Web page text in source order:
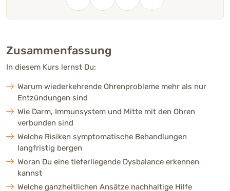
Zusammenfassung
In diesem Kurs lernst Du:
Warum wiederkehrende Ohrenprobleme mehr als nur
Entzündungen sind
Wie Darm, Immunsystem und Mitte mit den Ohren
verbunden sind
Welche Risiken symptomatische Behandlungen
langfristig bergen
Woran Du eine tieferliegende Dysbalance erkennen
kannst
Welche ganzheitlichen Ansätze nachhaltige Hilfe